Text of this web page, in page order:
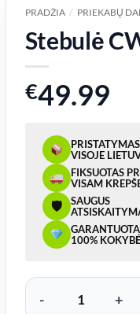
PRADŽIA / PRIEKABŲ
Stebulė
€49.99
PRISTATYMAS
VISOJE
FIKSUOTAS
VISAM
🛡
SAUGUS
GARANTUOTA
100%
produkto kiekis: